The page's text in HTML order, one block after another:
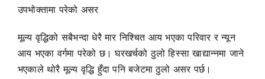
उपभोक्तामा परेको असर
मूल्य वृद्धिको सबैभन्दा धेरै मार निश्चित आय भएका परिवार र न्यून
आय भएका वर्गमा परेको छ। घरखर्चको ठुलो हिस्सा खाद्यान्नमा जाने
भएकाले थोरै मूल्य वृद्धि हुँदा पनि बजेटमा ठुलो असर पर्छ।